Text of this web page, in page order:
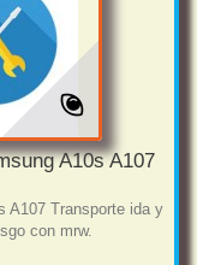
A10s A107
A107 Transporte ida y
con mrw.